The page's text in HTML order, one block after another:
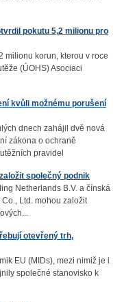
pokutu 5,2 milionu pro
milionu korun, kterou v roce
(ÚOHS) Asociaci
kvůli možnému porušení
dnech zahájil dvě nová
zákona o ochraně
pravidel
společný podnik
Netherlands B.V. a čínská
Ltd. mohou založit
otevřený trh,
EU (MIDs), mezi nimiž je i
společné stanovisko k